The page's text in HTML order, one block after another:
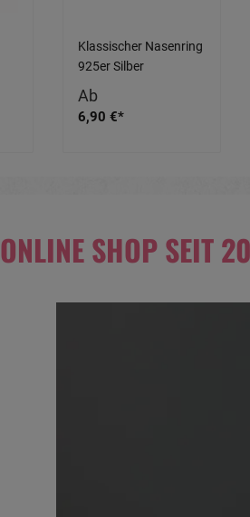
Klassischer Nasenring
925er Silber
silberfarbig schwarz
goldfarbig
roségoldfarbig 0.6mm
Ab
6,90 €*
SHOP SEIT